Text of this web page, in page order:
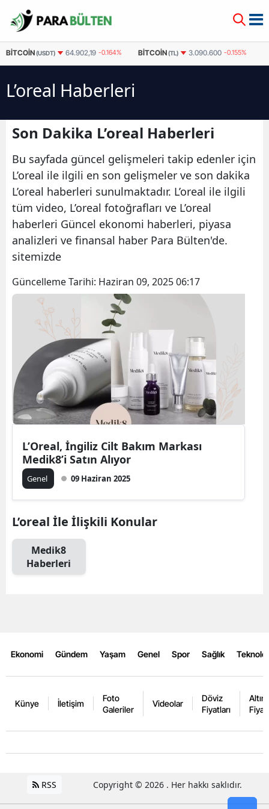
BITCOIN(USDT) 64.902,19 -0.164% BITCOIN(TL) 3.090.600 -0.155%
L’oreal Haberleri
Son Dakika L’oreal Haberleri
Bu sayfada güncel gelişmeleri takip edenler için
L’oreal ile ilgili en son gelişmeler ve son dakika
L’oreal haberleri sunulmaktadır. L’oreal ile ilgili
tüm video, L’oreal fotoğrafları ve L’oreal
haberleri Güncel ekonomi haberleri, piyasa
analizleri ve finansal haber Para Bülten'de.
sitemizde
Güncelleme Tarihi: Haziran 09, 2025 06:17
L’Oreal, İngiliz Cilt Bakım Markası
Medik8’i Satın Alıyor
Genel 09 Haziran 2025
L’oreal İle İlişkili Konular
Medik8
Haberleri
Ekonomi Gündem Yaşam Genel Spor Sağlık
Künye İletişim
Foto
Galeriler
Videolar
Döviz
Fiyatları
Altın
RSS Copyright © 2026 . Her hakkı saklıdır.